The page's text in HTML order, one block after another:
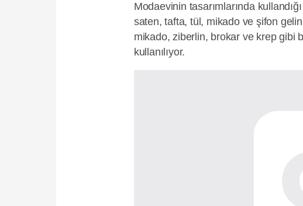
Modaevinin tasarımlarında
saten, tafta, tül, mikado ve şifon
mikado, ziberlin, brokar ve krep gibi
kullanılıyor.